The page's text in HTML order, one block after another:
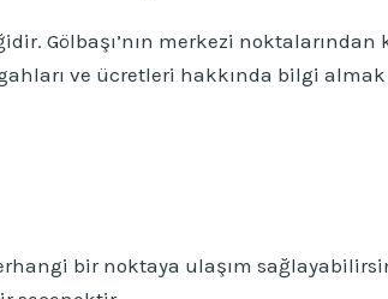
Gölbaşı’nın merkezi
ve ücretleri hakkında bilgi
bir noktaya ulaşım